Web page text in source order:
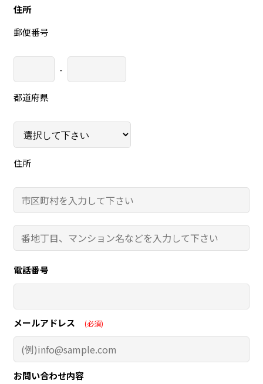
住所
郵便番号
-
都道府県
住所
電話番号
メールアドレス (必須)
お問い合わせ内容